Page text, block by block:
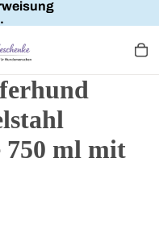
750 ml mit